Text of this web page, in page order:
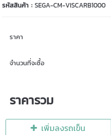
รหัสสินค้า :SEGA-CM-VISCARB1000
ราคา
จำนวนที่จะซื้อ
ราคารวม
เพิ่มลงรถเข็น